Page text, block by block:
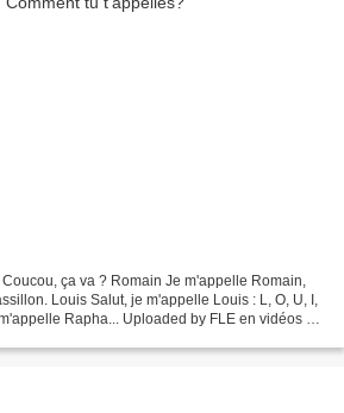
ça va ? Romain Je m'appelle Romain,
Louis Salut, je m'appelle Louis : L, O, U, I,
Rapha... Uploaded by FLE en vidéos on